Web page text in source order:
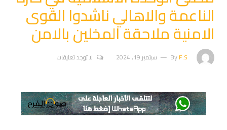
الناعمة والاهالي ناشدوا القوى
الامنية ملاحقة المخلين بالامن
ByF.S سبتمبر 19, 2024 لا توجد تعليقات